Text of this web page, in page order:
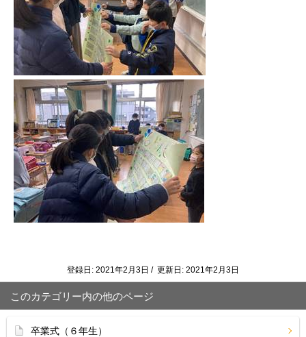
登録日: 2021年2月3日 / 更新日: 2021年2月3日
このカテゴリー内の他のページ
卒業式（６年生）